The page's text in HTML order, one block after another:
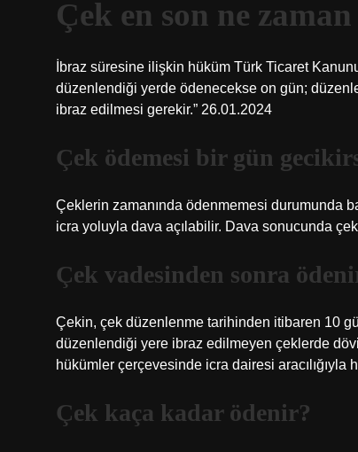
Çek en son ne
İbraz süresine ilişkin hüküm Türk Ticaret
düzenlendiği yerde ödenecekse on gün;
ibraz edilmesi gerekir.” 26.01.2024
Çek ödemesi bir gün
Çeklerin zamanında ödenmemesi durumunda
icra yoluyla dava açılabilir. Dava sonucunda
Çek vadesinden sonra
Çekin, çek düzenlenme tarihinden itibaren 10
düzenlendiği yere ibraz edilmeyen çeklerde
hükümler çerçevesinde icra dairesi aracılığıyla
Çek kaça kadar ödenir?